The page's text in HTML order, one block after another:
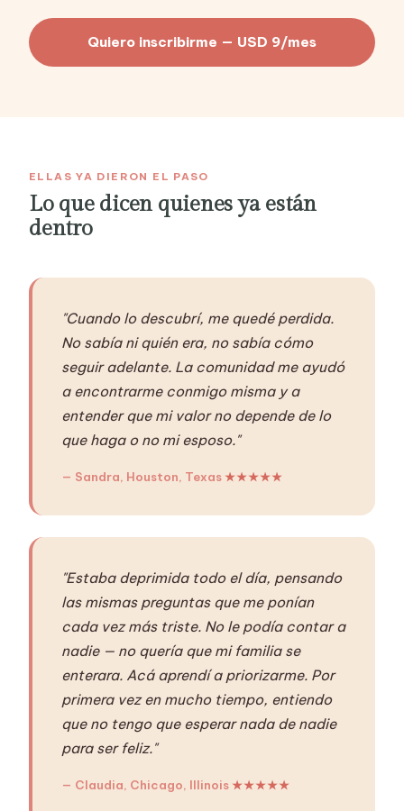
Quiero inscribirme — USD 9/mes
ELLAS YA DIERON EL PASO
Lo que dicen quienes ya están
dentro
"Cuando lo descubrí, me quedé perdida.
No sabía ni quién era, no sabía cómo
seguir adelante. La comunidad me ayudó
a encontrarme conmigo misma y a
entender que mi valor no depende de lo
que haga o no mi esposo."
— Sandra, Houston, Texas ★★★★★
"Estaba deprimida todo el día, pensando
las mismas preguntas que me ponían
cada vez más triste. No le podía contar a
nadie — no quería que mi familia se
enterara. Acá aprendí a priorizarme. Por
primera vez en mucho tiempo, entiendo
que no tengo que esperar nada de nadie
para ser feliz."
— Claudia, Chicago, Illinois ★★★★★